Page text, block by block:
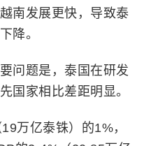
南发展更快，导致泰
降。
问题是，泰国在研发
国家相比差距明显。
万亿泰铢）的1%，